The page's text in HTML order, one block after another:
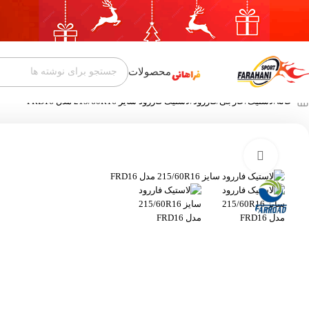
محصولات
خانه لاستیک خارجی فاررود لاستیک فاررود سایز 215/60R16 مدل FRD16